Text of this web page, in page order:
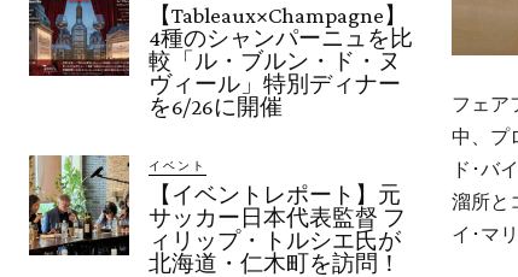
【Tableaux×Champagne】
4種のシャンパーニュを比
較「ル・ブルン・ド・ヌ
ヴィール」特別ディナー
を6/26に開催
イベント
【イベントレポート】元
サッカー日本代表監督 フ
ィリップ・トルシエ氏が
北海道・仁木町を訪問！
フェア
中、プ
ド･バ
溜所と
イ･マ